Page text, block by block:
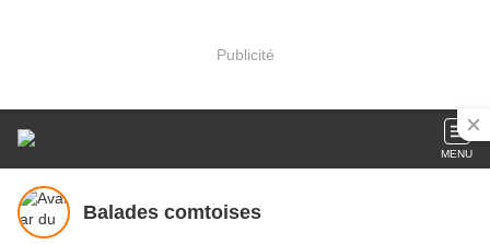
Publicité
MENU
Balades comtoises